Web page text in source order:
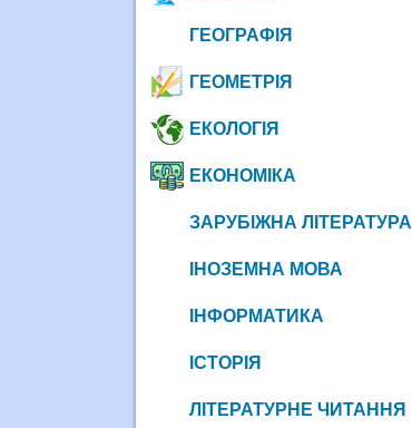
ГЕОГРАФІЯ
ГЕОМЕТРІЯ
ЕКОЛОГІЯ
ЕКОНОМІКА
ЗАРУБІЖНА ЛІТЕРАТУРА
ІНОЗЕМНА МОВА
ІНФОРМАТИКА
ІСТОРІЯ
ЛІТЕРАТУРНЕ ЧИТАННЯ